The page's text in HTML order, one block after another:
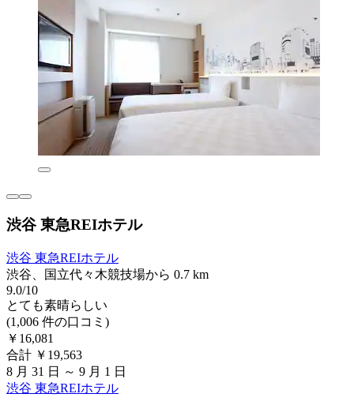
渋谷 東急REIホテル
渋谷 東急REIホテル
渋谷、国立代々木競技場から 0.7 km
9.0/10
とても素晴らしい
(1,006 件の口コミ)
￥16,081
合計 ￥19,563
8 月 31 日 ～ 9 月 1 日
渋谷 東急REIホテル